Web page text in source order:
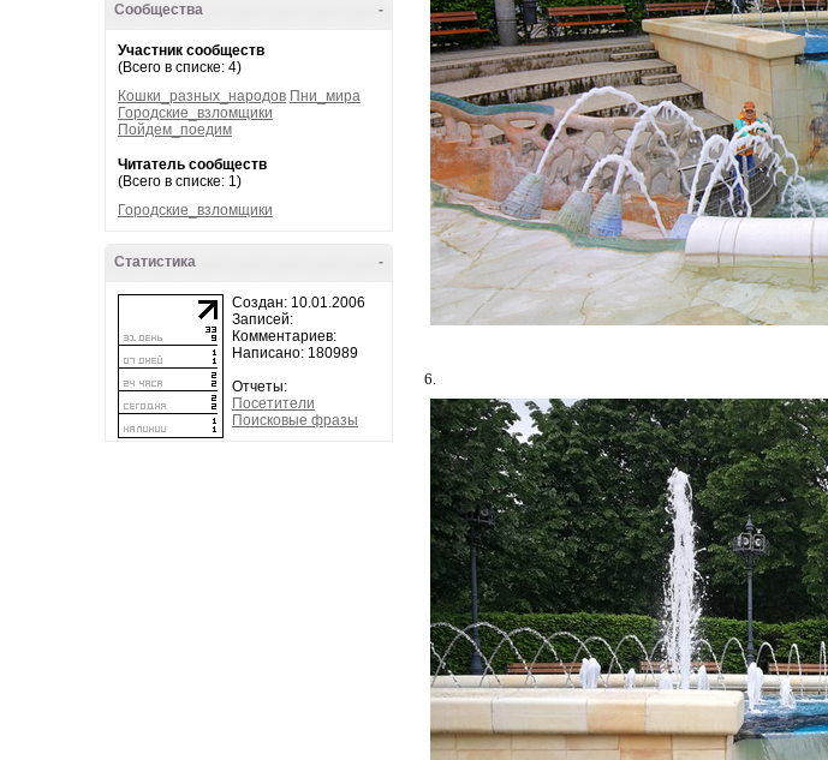
-
Сообщества
Участник сообществ
(Всего в списке: 4)
Кошки_разных_народов Пни_мира
Городские_взломщики
Пойдем_поедим
Читатель сообществ
(Всего в списке: 1)
Городские_взломщики
-
Статистика
Создан: 10.01.2006
Записей:
Комментариев:
Написано: 180989
Отчеты:
Посетители
Поисковые фразы
6.